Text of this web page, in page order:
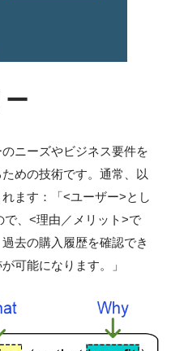
ニーズやビジネス要件を
めの技術です。通常、以
ます：「<ユーザー>とし
、<理由／メリット>で
去の購入履歴を確認でき
可能になります。」